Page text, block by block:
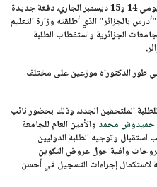
14 و15 ديسمبر
الجاري، دفعة جديدة
"أدرس بالجزائر"الذي أطلقته وزارة التعليم
الجزائرية واستقطاب الطلبة
طور الدكتوراه موزعين على مختلف
الملتحقين الجدد، وذلك بحضور نائب
حميدوش محمد والأمين العام للجامعة
وتوجيه الطلبة الدوليين
وافية حول عروض التكوين
لاستكمال إجراءات التسجيل في أحسن